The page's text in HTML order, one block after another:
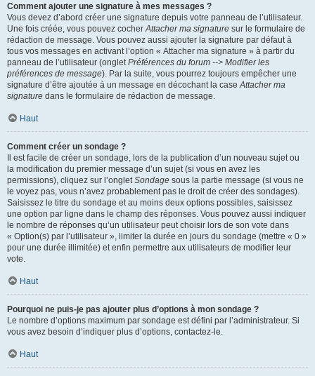
Comment ajouter une signature à mes messages ?
Vous devez d’abord créer une signature depuis votre panneau de l’utilisateur.
Une fois créée, vous pouvez cocherAttacher ma signature sur le formulaire de
rédaction de message. Vous pouvez aussi ajouter la signature par défaut à
tous vos messages en activant l’option « Attacher ma signature » à partir du
panneau de l’utilisateur (ongletPréférences du forum --> Modifier les
préférences de message). Par la suite, vous pourrez toujours empêcher une
signature d’être ajoutée à un message en décochant la caseAttacher ma
signature dans le formulaire de rédaction de message.
Haut
Comment créer un sondage ?
Il est facile de créer un sondage, lors de la publication d’un nouveau sujet ou
la modification du premier message d’un sujet (si vous en avez les
permissions), cliquez sur l’ongletSondage sous la partie message (si vous ne
le voyez pas, vous n’avez probablement pas le droit de créer des sondages).
Saisissez le titre du sondage et au moins deux options possibles, saisissez
une option par ligne dans le champ des réponses. Vous pouvez aussi indiquer
le nombre de réponses qu’un utilisateur peut choisir lors de son vote dans
« Option(s) par l’utilisateur », limiter la durée en jours du sondage (mettre « 0 »
pour une durée illimitée) et enfin permettre aux utilisateurs de modifier leur
vote.
Haut
Pourquoi ne puis-je pas ajouter plus d’options à mon sondage ?
Le nombre d’options maximum par sondage est défini par l’administrateur. Si
vous avez besoin d’indiquer plus d’options, contactez-le.
Haut